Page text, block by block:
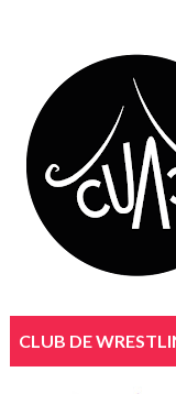
CLUB DE